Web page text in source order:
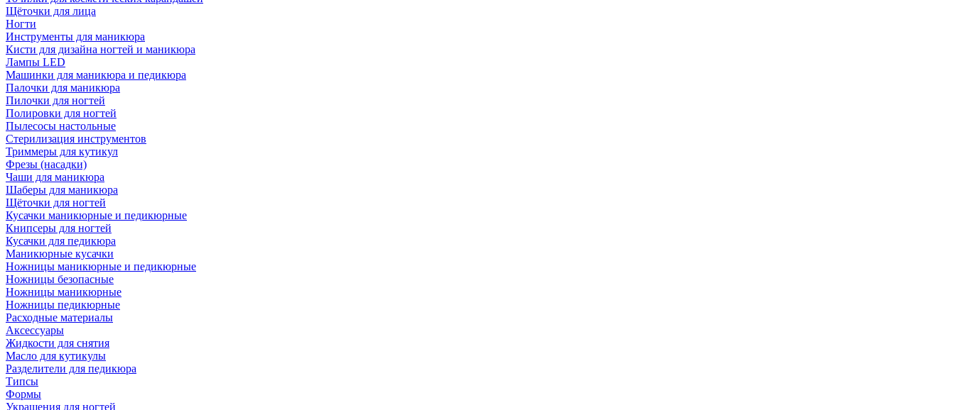
Щёточки для лица
Ногти
Инструменты для маникюра
Кисти для дизайна ногтей и маникюра
Лампы LED
Машинки для маникюра и педикюра
Палочки для маникюра
Пилочки для ногтей
Полировки для ногтей
Пылесосы настольные
Стерилизация инструментов
Триммеры для кутикул
Фрезы (насадки)
Чаши для маникюра
Шаберы для маникюра
Щёточки для ногтей
Кусачки маникюрные и педикюрные
Книпсеры для ногтей
Кусачки для педикюра
Маникюрные кусачки
Ножницы маникюрные и педикюрные
Ножницы безопасные
Ножницы маникюрные
Ножницы педикюрные
Расходные материалы
Аксессуары
Жидкости для снятия
Масло для кутикулы
Разделители для педикюра
Типсы
Формы
Украшения для ногтей